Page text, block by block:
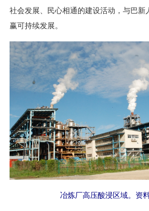
社会发展、民心相通的建设活动，与巴新
赢可持续发展。
冶炼厂高压酸浸区域。资